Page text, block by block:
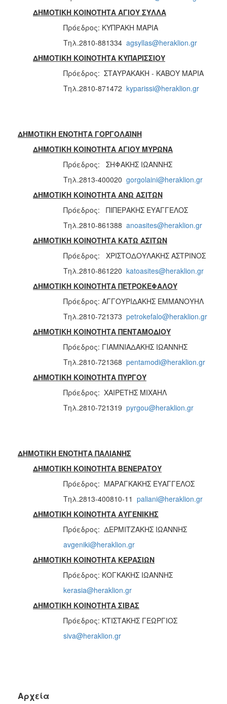
ΔΗΜΟΤΙΚΗ ΚΟΙΝΟΤΗΤΑ ΑΓΙΟΥ ΣΥΛΛΑ
Πρόεδρος: ΚΥΠΡΑΚΗ ΜΑΡΙΑ
Τηλ.2810-881334 agsyllas@heraklion.gr
ΔΗΜΟΤΙΚΗ ΚΟΙΝΟΤΗΤΑ ΚΥΠΑΡΙΣΣΙΟΥ
Πρόεδρος: ΣΤΑΥΡΑΚΑΚΗ - ΚΑΒΟΥ ΜΑΡΙΑ
Τηλ.2810-871472 kyparissi@heraklion.gr
ΔΗΜΟΤΙΚΗ ΕΝΟΤΗΤΑ ΓΟΡΓΟΛΑΪΝΗ
ΔΗΜΟΤΙΚΗ ΚΟΙΝΟΤΗΤΑ ΑΓΙΟΥ ΜΥΡΩΝΑ
Πρόεδρος: ΣΗΦΑΚΗΣ ΙΩΑΝΝΗΣ
Τηλ.2813-400020 gorgolaini@heraklion.gr
ΔΗΜΟΤΙΚΗ ΚΟΙΝΟΤΗΤΑ ΑΝΩ ΑΣΙΤΩΝ
Πρόεδρος: ΠΙΠΕΡΑΚΗΣ ΕΥΑΓΓΕΛΟΣ
Τηλ.2810-861388 anoasites@heraklion.gr
ΔΗΜΟΤΙΚΗ ΚΟΙΝΟΤΗΤΑ ΚΑΤΩ ΑΣΙΤΩΝ
Πρόεδρος: ΧΡΙΣΤΟΔΟΥΛΑΚΗΣ ΑΣΤΡΙΝΟΣ
Τηλ.2810-861220 katoasites@heraklion.gr
ΔΗΜΟΤΙΚΗ ΚΟΙΝΟΤΗΤΑ ΠΕΤΡΟΚΕΦΑΛΟΥ
Πρόεδρος: ΑΓΓΟΥΡΙΔΑΚΗΣ ΕΜΜΑΝΟΥΗΛ
Τηλ.2810-721373 petrokefalo@heraklion.gr
ΔΗΜΟΤΙΚΗ ΚΟΙΝΟΤΗΤΑ ΠΕΝΤΑΜΟΔΙΟΥ
Πρόεδρος: ΓΙΑΜΝΙΑΔΑΚΗΣ ΙΩΑΝΝΗΣ
Τηλ.2810-721368 pentamodi@heraklion.gr
ΔΗΜΟΤΙΚΗ ΚΟΙΝΟΤΗΤΑ ΠΥΡΓΟΥ
Πρόεδρος: ΧΑΙΡΕΤΗΣ ΜΙΧΑΗΛ
Τηλ.2810-721319 pyrgou@heraklion.gr
ΔΗΜΟΤΙΚΗ ΕΝΟΤΗΤΑ ΠΑΛΙΑΝΗΣ
ΔΗΜΟΤΙΚΗ ΚΟΙΝΟΤΗΤΑ ΒΕΝΕΡΑΤΟΥ
Πρόεδρος: ΜΑΡΑΓΚΑΚΗΣ ΕΥΑΓΓΕΛΟΣ
Τηλ.2813-400810-11 paliani@heraklion.gr
ΔΗΜΟΤΙΚΗ ΚΟΙΝΟΤΗΤΑ ΑΥΓΕΝΙΚΗΣ
Πρόεδρος: ΔΕΡΜΙΤΖΑΚΗΣ ΙΩΑΝΝΗΣ
avgeniki@heraklion.gr
ΔΗΜΟΤΙΚΗ ΚΟΙΝΟΤΗΤΑ ΚΕΡΑΣΙΩΝ
Πρόεδρος: ΚΟΓΚΑΚΗΣ ΙΩΑΝΝΗΣ
kerasia@heraklion.gr
ΔΗΜΟΤΙΚΗ ΚΟΙΝΟΤΗΤΑ ΣΙΒΑΣ
Πρόεδρος: ΚΤΙΣΤΑΚΗΣ ΓΕΩΡΓΙΟΣ
siva@heraklion.gr
Αρχεία